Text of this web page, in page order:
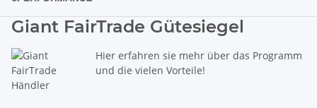
Giant FairTrade Gütesiegel
Hier erfahren sie mehr über das Programm
und die vielen Vorteile!